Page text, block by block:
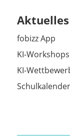
Aktuelles
fobizz App
KI-
KI-